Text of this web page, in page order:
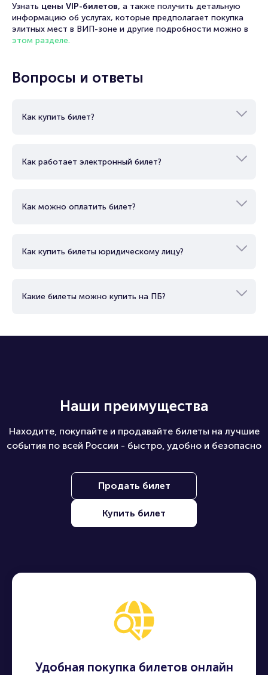
Узнать цены VIP-билетов, а также получить детальную
информацию об услугах, которые предполагает покупка
элитных мест в ВИП-зоне и другие подробности можно в
этом разделе.
Вопросы и ответы
Как купить билет?
Как работает электронный билет?
Как можно оплатить билет?
Как купить билеты юридическому лицу?
Какие билеты можно купить на ПБ?
Наши преимущества
Находите, покупайте и продавайте билеты на лучшие
события по всей России - быстро, удобно и безопасно
Продать билет
Купить билет
Удобная покупка билетов онлайн